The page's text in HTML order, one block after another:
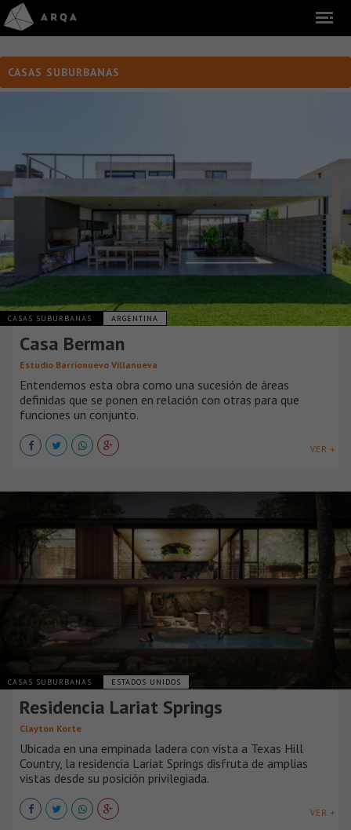
CASAS SUBURBANAS
CASAS SUBURBANAS ARGENTINA
Casa Berman
Estudio Barrionuevo Villanueva
Entendemos esta obra como una sucesión de áreas
definidas que se ponen en relación con otras para que
funciones un conjunto.
VER +
CASAS SUBURBANAS ESTADOS UNIDOS
Residencia Lariat Springs
Clayton Korte
Ubicada en una empinada ladera con vista a Texas Hill
Country, la residencia Lariat Springs disfruta de amplias
vistas desde su posición privilegiada.
VER +